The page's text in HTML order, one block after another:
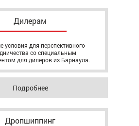
Дилерам
условия для перспективного
со специальным
для дилеров из Барнаула.
Подробнее
Дропшиппинг